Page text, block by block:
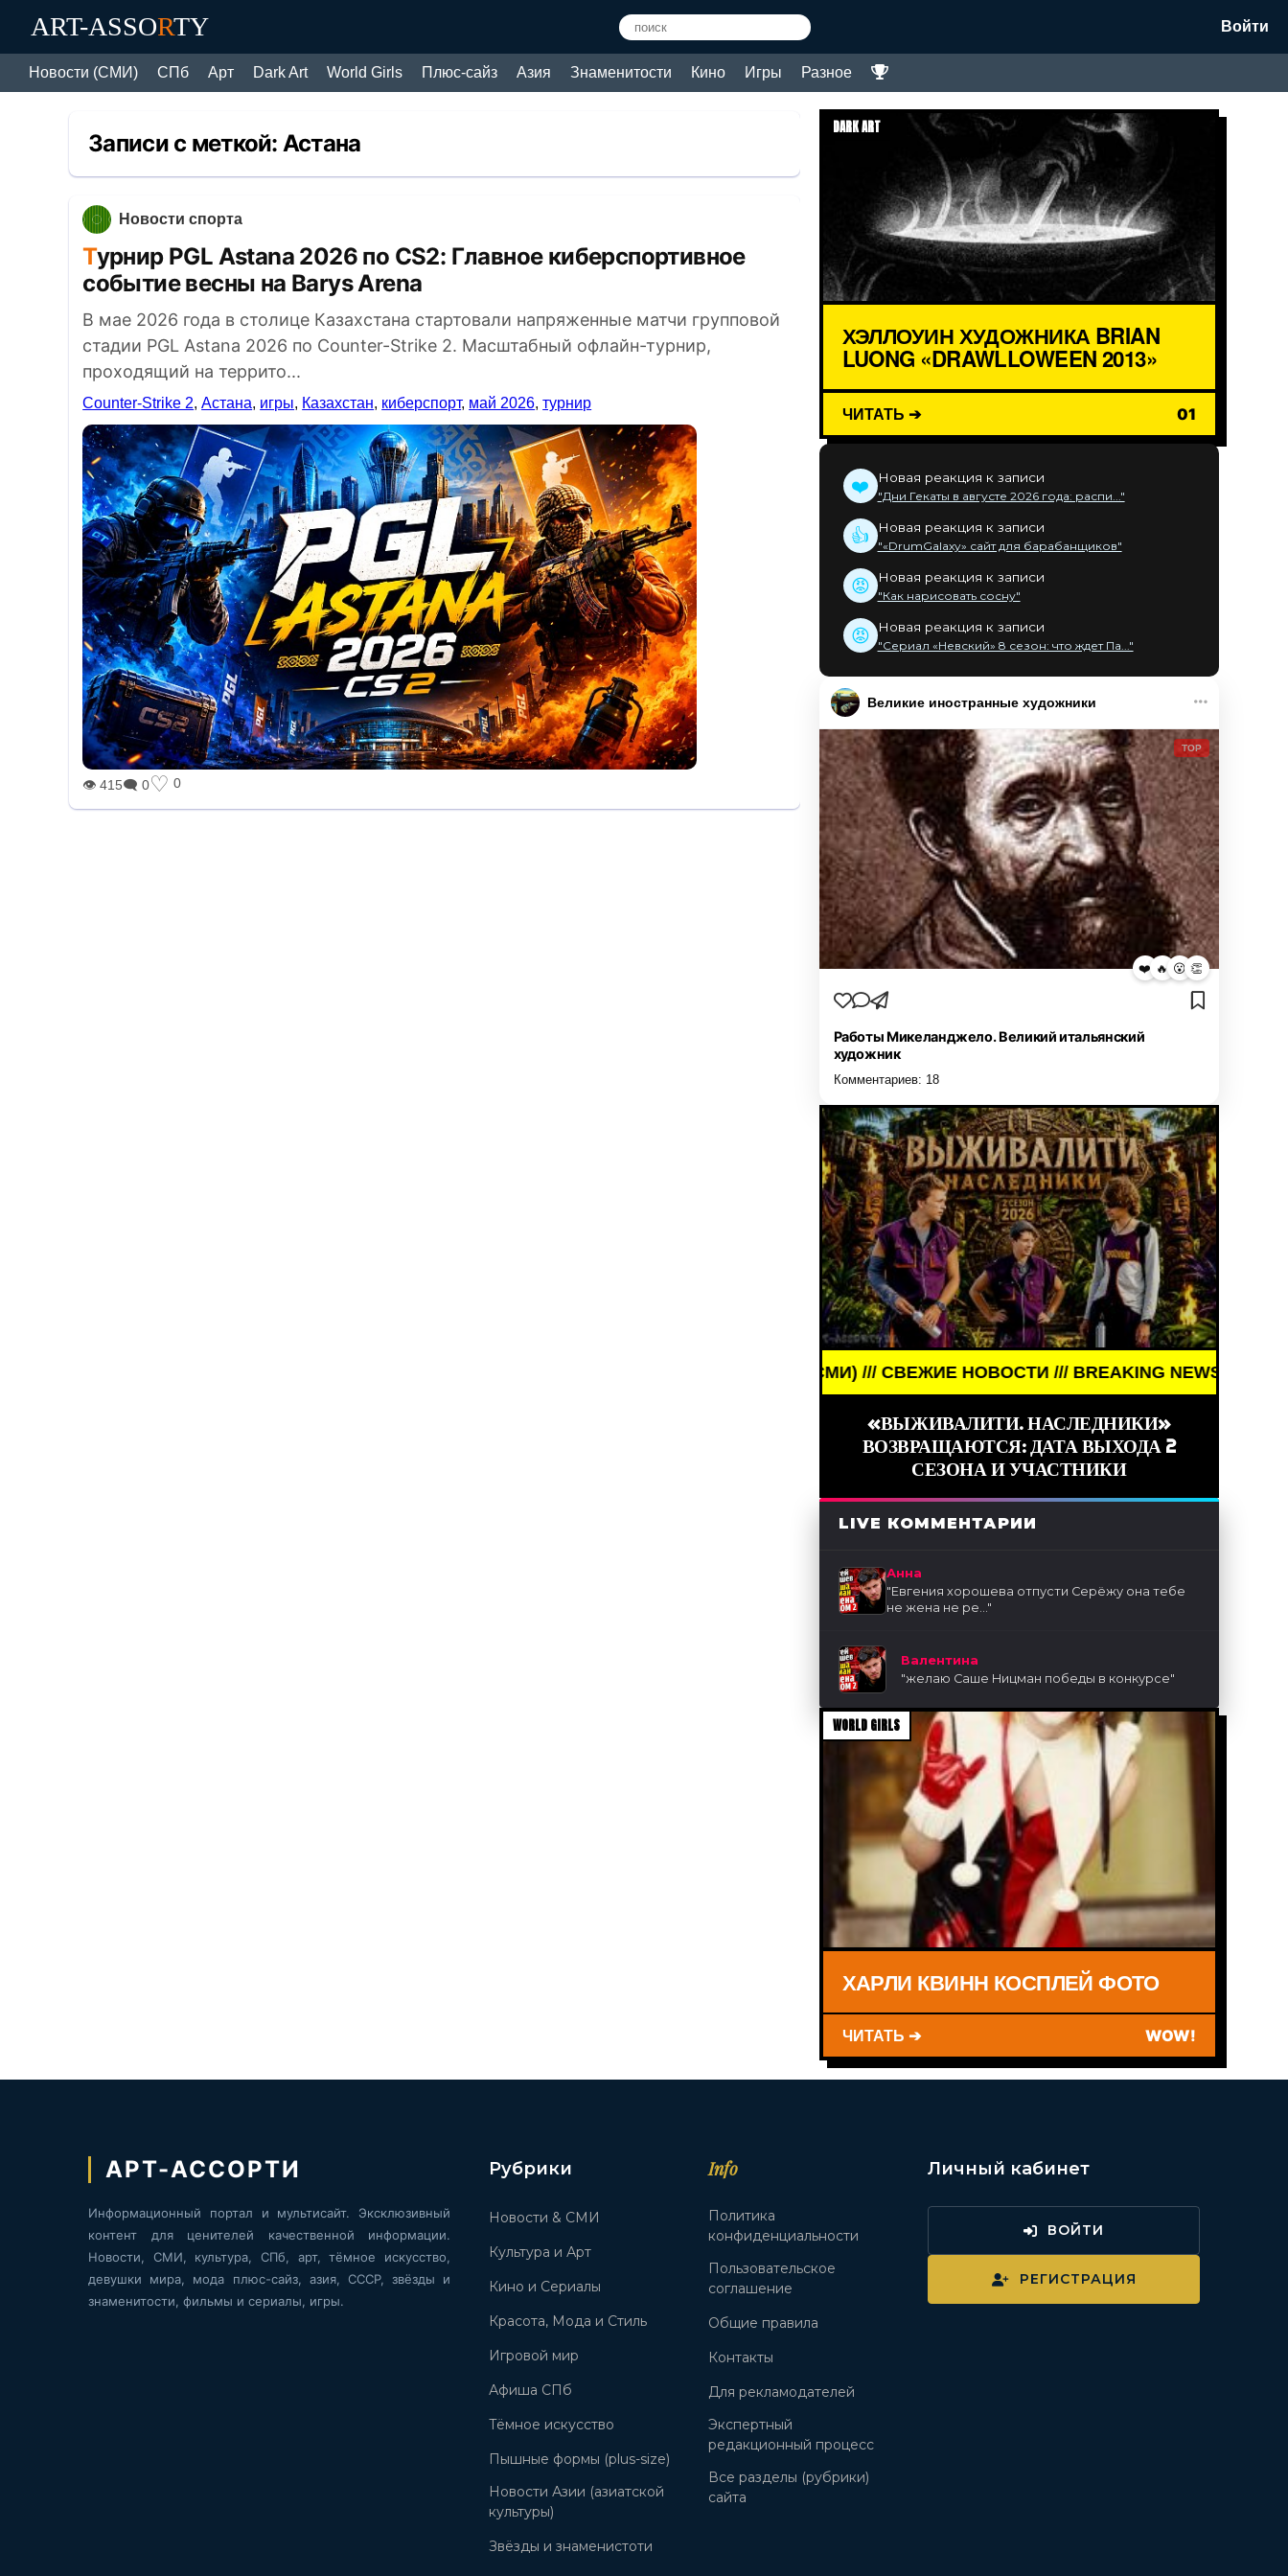
ART-ASSORTY Войти
Новости (СМИ) СПб Арт Dark Art World Girls Плюс-сайз Азия Знаменитости Кино Игры Разное
Записи с меткой: Астана
Новости спорта
Турнир PGL Astana 2026 по CS2: Главное киберспортивное
событие весны на Barys Arena
В мае 2026 года в столице Казахстана стартовали напряженные матчи групповой
стадии PGL Astana 2026 по Counter-Strike 2. Масштабный офлайн-турнир,
проходящий на террито...
Counter-Strike 2,Астана, игры, Казахстан, киберспорт, май 2026,турнир
👁 415🗨 0♡ 0
DARK ART
ХЭЛЛОУИН ХУДОЖНИКА BRIAN
LUONG «DRAWLLOWEEN 2013»
ЧИТАТЬ ➔ 01
❤️ Новая реакция к записи
"Дни Гекаты в августе 2026 года: распи..."
👍 Новая реакция к записи
"«DrumGalaxy» сайт для барабанщиков"
😡 Новая реакция к записи
"Как нарисовать сосну"
😡 Новая реакция к записи
"Сериал «Невский» 8 сезон: что ждет Па..."
Великие иностранные художники
TOP
❤️ 🔥 😮 👏
Работы Микеланджело. Великий итальянский
художник
Комментариев: 18
BREAKING NEWS /// НОВОСТИ (СМИ) /// СВЕЖИЕ НОВОСТИ /// BREAKING NEWS /// НОВОСТИ
«ВЫЖИВАЛИТИ. НАСЛЕДНИКИ»
ВОЗВРАЩАЮТСЯ: ДАТА ВЫХОДА 2
СЕЗОНА И УЧАСТНИКИ
LIVE КОММЕНТАРИИ
Анна
"Евгения хорошева отпусти Серёжу она тебе
не жена не ре..."
Валентина
"желаю Саше Ницман победы в конкурсе"
WORLD GIRLS
ХАРЛИ КВИНН КОСПЛЕЙ ФОТО
ЧИТАТЬ ➔ WOW!
АРТ-АССОРТИ
Информационный портал и мультисайт. Эксклюзивный
контент для ценителей качественной информации.
Новости, СМИ, культура, СПб, арт, тёмное искусство,
девушки мира, мода плюс-сайз, азия, СССР, звёзды и
знаменитости, фильмы и сериалы, игры.
Рубрики
Новости & СМИ
Культура и Арт
Кино и Сериалы
Красота, Мода и Стиль
Игровой мир
Афиша СПб
Тёмное искусство
Пышные формы (plus-size)
Новости Азии (азиатской
культуры)
Звёзды и знаменистоти
Info
Политика
конфиденциальности
Пользовательское
соглашение
Общие правила
Контакты
Для рекламодателей
Экспертный
редакционный процесс
Все разделы (рубрики)
сайта
Личный кабинет
ВОЙТИ
РЕГИСТРАЦИЯ